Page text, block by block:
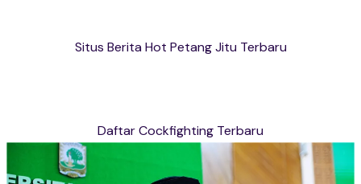
Situs Berita Hot Petang Jitu Terbaru
Daftar Cockfighting Terbaru